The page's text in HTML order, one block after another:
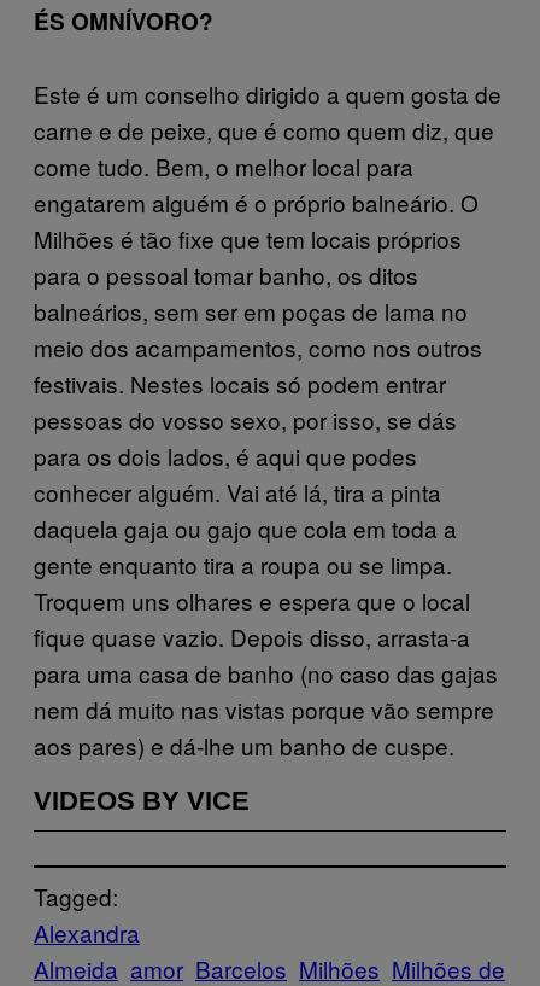
ÉS OMNÍVORO?
Este é um conselho dirigido a quem gosta de
carne e de peixe, que é como quem diz, que
come tudo. Bem, o melhor local para
engatarem alguém é o próprio balneário. O
Milhões é tão fixe que tem locais próprios
para o pessoal tomar banho, os ditos
balneários, sem ser em poças de lama no
meio dos acampamentos, como nos outros
festivais. Nestes locais só podem entrar
pessoas do vosso sexo, por isso, se dás
para os dois lados, é aqui que podes
conhecer alguém. Vai até lá, tira a pinta
daquela gaja ou gajo que cola em toda a
gente enquanto tira a roupa ou se limpa.
Troquem uns olhares e espera que o local
fique quase vazio. Depois disso, arrasta-a
para uma casa de banho (no caso das gajas
nem dá muito nas vistas porque vão sempre
aos pares) e dá-lhe um banho de cuspe.
VIDEOS BY VICE
Tagged:
Alexandra
Almeida amor Barcelos Milhões Milhões de